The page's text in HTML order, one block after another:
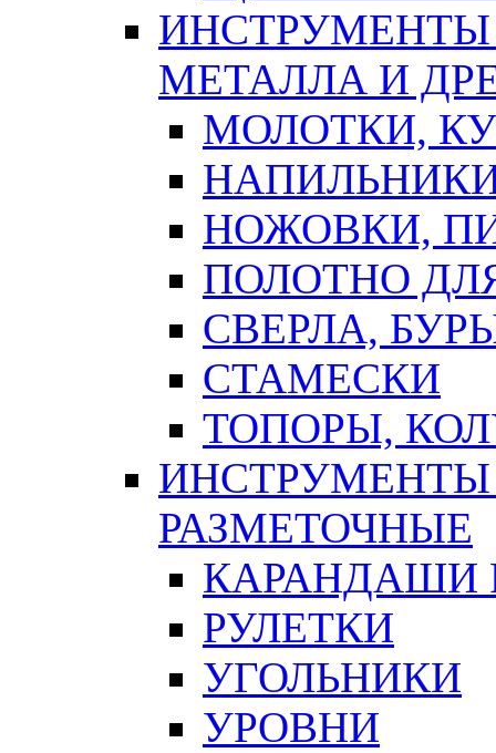
ИНСТРУМЕНТЫ
МЕТАЛЛА И
МОЛОТКИ,
НОЖОВКИ,
ПОЛОТНО
СВЕРЛА,
СТАМЕСКИ
ТОПОРЫ,
ИНСТРУМЕНТЫ
РАЗМЕТОЧНЫЕ
КАРАНДАШИ
РУЛЕТКИ
УГОЛЬНИКИ
УРОВНИ